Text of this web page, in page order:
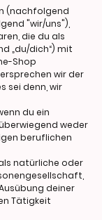
(nachfolgend
"wir/uns"),
die du als
„du/dich“) mit
Shop
wir der
sei denn, wir
du ein
weder
beruflichen
natürliche oder
deiner
Tätigkeit